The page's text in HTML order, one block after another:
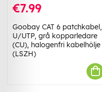
€7.99
Goobay CAT 6 patchkabel,
U/UTP, grå kopparledare
(CU), halogenfri kabelhölje
(LSZH)